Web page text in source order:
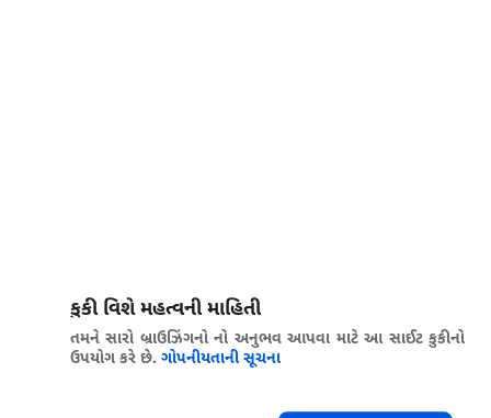
કુકી વિશે મહત્વની માહિતી
તમને સારો બ્રાઉઝિંગનો નો અનુભવ આપવા માટે આ સાઈટ કુકીનો
ઉપયોગ કરે છે. ગોપનીયતાની સૂચના